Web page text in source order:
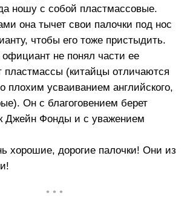
ношу с собой пластмассовые.
она тычет свои палочки под нос
чтобы его тоже пристыдить.
не понял части ее
пластмассы (китайцы отличаются
плохим усваиванием английского,
Он с благоговением берет
Джейн Фонды и с уважением
хорошие, дорогие палочки! Они из
• • •